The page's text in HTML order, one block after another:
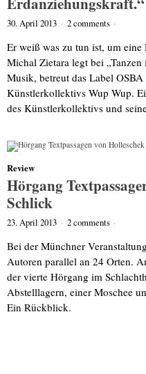
30. April 2013 · 2 comments ·
Er weiß was zu tun ist, um eine
Michal Zietara legt bei
Musik, betreut das Label
Künstlerkollektivs Wup Wup.
des Künstlerkollektivs und
Review
Hörgang
Schlick
23. April 2013 · 2 comments ·
Bei der Münchner
Autoren parallel an 24 Orten.
der vierte Hörgang im
Abstelllagern, einer Moschee
Ein Rückblick.